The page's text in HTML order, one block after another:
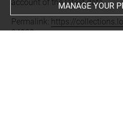
account of the latest data.
Permalink: https://
94022
MANAGE YOUR